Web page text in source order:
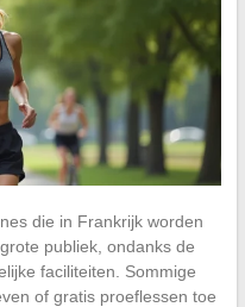
die in Frankrijk worden
publiek, ondanks de
faciliteiten. Sommige
of gratis proeflessen toe